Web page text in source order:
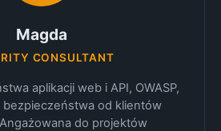
Magda
CONSULTANT
aplikacji web i API, OWASP,
bezpieczeństwa od klientów
do projektów